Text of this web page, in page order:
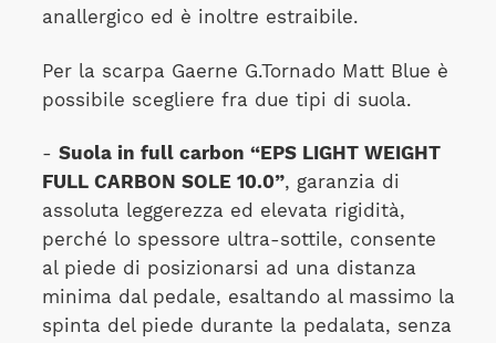
anallergico ed è inoltre estraibile.
Per la scarpa Gaerne G.Tornado Matt Blue è
possibile scegliere fra due tipi di suola.
- Suola in full carbon “EPS LIGHT WEIGHT
FULL CARBON SOLE 10.0”, garanzia di
assoluta leggerezza ed elevata rigidità,
perché lo spessore ultra-sottile, consente
al piede di posizionarsi ad una distanza
minima dal pedale, esaltando al massimo la
spinta del piede durante la pedalata, senza